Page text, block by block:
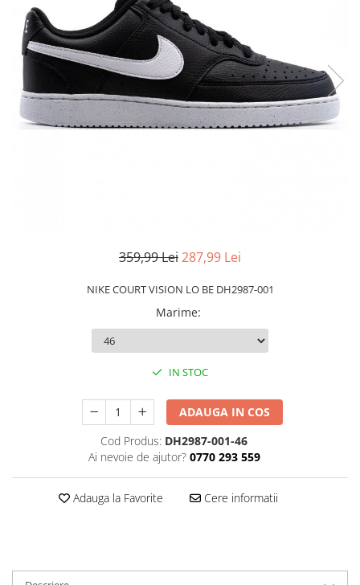
Slapi barbati
Mocasini
Pantofi sport femei
Slapi femei
Sandale & Slapi copii
359,99 Lei287,99 Lei
NIKE COURT VISION LO BE DH2987-001
Marime:
IN STOC
ADAUGA IN COS
Cod Produs: DH2987-001-46
Ai nevoie de ajutor? 0770 293 559
Adauga la Favorite Cere informatii